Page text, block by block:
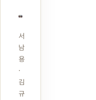
서
남
용
·
김
규